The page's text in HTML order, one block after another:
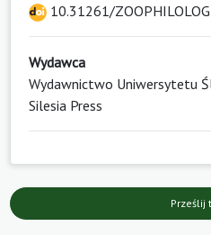
10.31261/
Wydawca
Wydawnictwo Uniwersytetu
Silesia Press
Prześlij